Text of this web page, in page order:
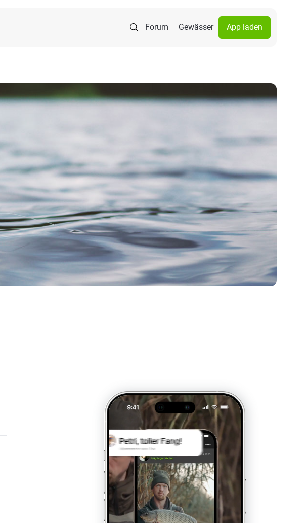
Forum Gewässer App laden